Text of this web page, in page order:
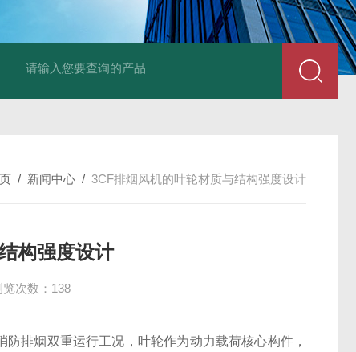
PP风帽 组合式空调机组 单层百叶
/ 新闻中心 / 3CF排烟风机的叶轮材质与结构强度设计
构强度设计
览次数：138
排烟双重运行工况，叶轮作为动力载荷核心构件，